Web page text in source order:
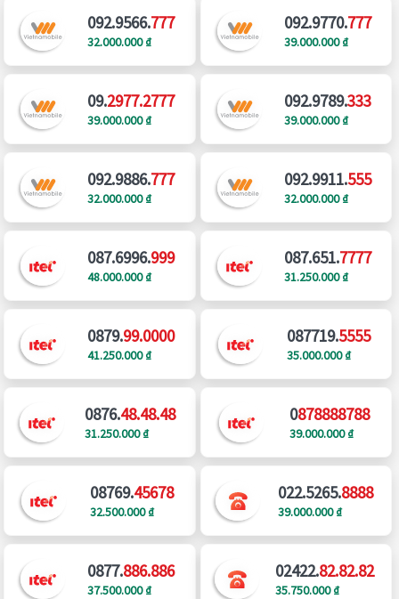
092.9566.777
32.000.000 ₫
092.9770.777
39.000.000 ₫
09.2977.2777
39.000.000 ₫
092.9789.333
39.000.000 ₫
092.9886.777
32.000.000 ₫
092.9911.555
32.000.000 ₫
087.6996.999
48.000.000 ₫
087.651.7777
31.250.000 ₫
0879.99.0000
41.250.000 ₫
087719.5555
35.000.000 ₫
0876.48.48.48
31.250.000 ₫
0878888788
39.000.000 ₫
08769.45678
32.500.000 ₫
022.5265.8888
39.000.000 ₫
0877.886.886
37.500.000 ₫
02422.82.82.82
35.750.000 ₫